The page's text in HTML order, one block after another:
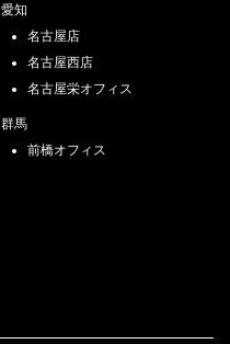
群馬
前橋オフィス
愛知
名古屋店
名古屋西店
名古屋栄オフィス